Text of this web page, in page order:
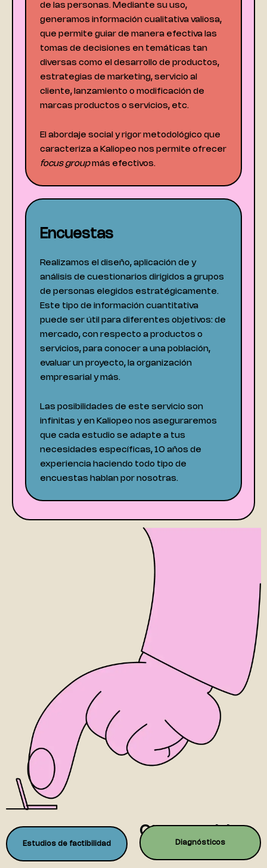
Encuestas
Realizamos el diseño, aplicación de y
análisis de cuestionarios dirigidos a grupos
de personas elegidos estratégicamente.
Este tipo de información cuantitativa
puede ser útil para diferentes objetivos: de
mercado, con respecto a productos o
servicios, para conocer a una población,
evaluar un proyecto, la organización
empresarial y más.
Las posibilidades de este servicio son
infinitas y en Kaliopeo nos aseguraremos
que cada estudio se adapte a tus
necesidades específicas, 10 años de
experiencia haciendo todo tipo de
encuestas hablan por nosotras.
de las personas. Mediante su uso,
generamos información cualitativa valiosa,
que permite guiar de manera efectiva las
tomas de decisiones en temáticas tan
diversas como el desarrollo de productos,
estrategias de marketing, servicio al
cliente, lanzamiento o modificación de
marcas productos o servicios, etc.
El abordaje social y rigor metodológico que
caracteriza a Kaliopeo nos permite ofrecer
focus groupmás efectivos.
Otros servicios
Diagnósticos
Estudios de factibilidad